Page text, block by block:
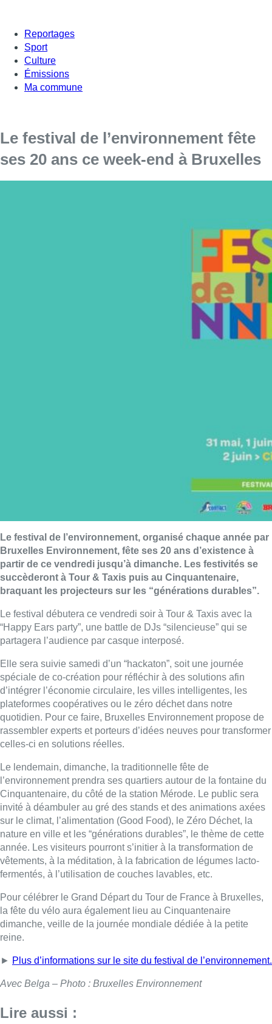
Reportages
Sport
Culture
Émissions
Ma commune
Le festival de l’environnement fête
ses 20 ans ce week-end à Bruxelles
Le festival de l’environnement, organisé chaque année par
Bruxelles Environnement, fête ses 20 ans d’existence à
partir de ce vendredi jusqu’à dimanche. Les festivités se
succèderont à Tour & Taxis puis au Cinquantenaire,
braquant les projecteurs sur les “générations durables”.
Le festival débutera ce vendredi soir à Tour & Taxis avec la
“Happy Ears party”, une battle de DJs “silencieuse” qui se
partagera l’audience par casque interposé.
Elle sera suivie samedi d’un “hackaton”, soit une journée
spéciale de co-création pour réfléchir à des solutions afin
d’intégrer l’économie circulaire, les villes intelligentes, les
plateformes coopératives ou le zéro déchet dans notre
quotidien. Pour ce faire, Bruxelles Environnement propose de
rassembler experts et porteurs d’idées neuves pour transformer
celles-ci en solutions réelles.
Le lendemain, dimanche, la traditionnelle fête de
l’environnement prendra ses quartiers autour de la fontaine du
Cinquantenaire, du côté de la station Mérode. Le public sera
invité à déambuler au gré des stands et des animations axées
sur le climat, l’alimentation (Good Food), le Zéro Déchet, la
nature en ville et les “générations durables”, le thème de cette
année. Les visiteurs pourront s’initier à la transformation de
vêtements, à la méditation, à la fabrication de légumes lacto-
fermentés, à l’utilisation de couches lavables, etc.
Pour célébrer le Grand Départ du Tour de France à Bruxelles,
la fête du vélo aura également lieu au Cinquantenaire
dimanche, veille de la journée mondiale dédiée à la petite
reine.
► Plus d’informations sur le site du festival de l’environnement.
Avec Belga – Photo : Bruxelles Environnement
Lire aussi :